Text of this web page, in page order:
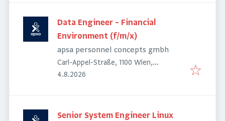
Data Engineer – Financial
Environment (f/m/x)
apsa personnel concepts gmbh
Carl-Appel-Straße, 1100 Wien,
Österreich
Veröffentlicht
4.8.2026
Senior System Engineer Linux